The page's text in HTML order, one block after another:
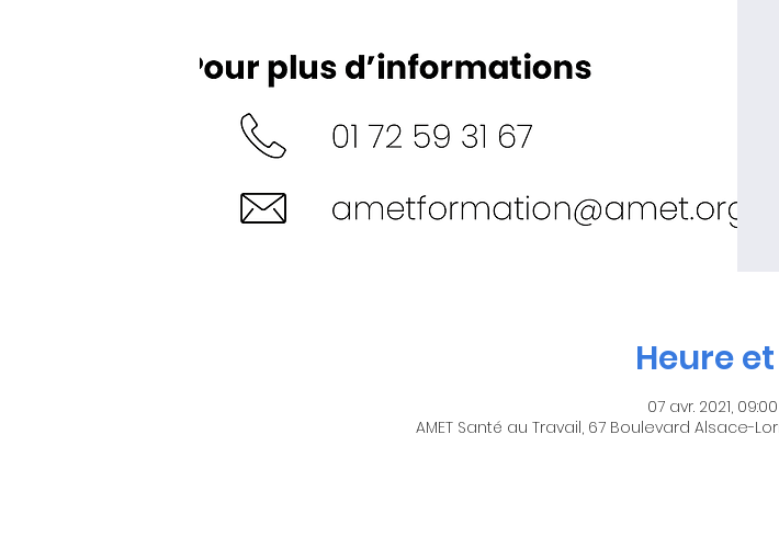
Heure
07 avr. 2021,
AMET Santé au Travail, 67 Boulevard Alsace-